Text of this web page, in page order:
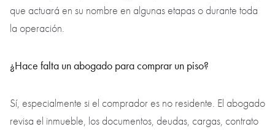
que actuará en su nombre en algunas etapas o durante toda
la operación.
¿Hace falta un abogado para comprar un piso?
Sí, especialmente si el comprador es no residente. El abogado
revisa el inmueble, los documentos, deudas, cargas, contrato